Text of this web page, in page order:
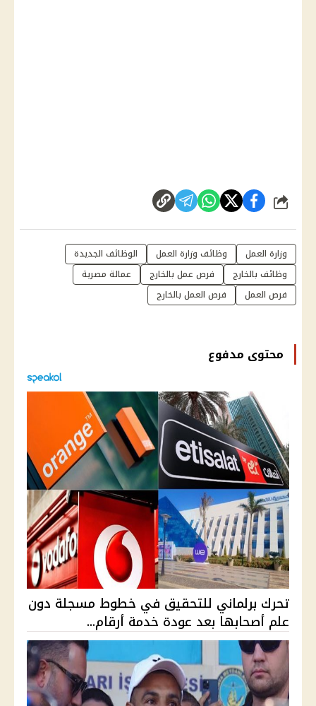
شارك
وزارة العمل وظائف وزارة العمل
الوظائف الجديدة
وظائف بالخارج
فرص عمل بالخارج
عمالة مصرية
فرص العمل
فرص العمل بالخارج
محتوى مدفوع
تحرك برلماني للتحقيق في خطوط مسجلة دون
علم أصحابها بعد عودة خدمة أرقام...